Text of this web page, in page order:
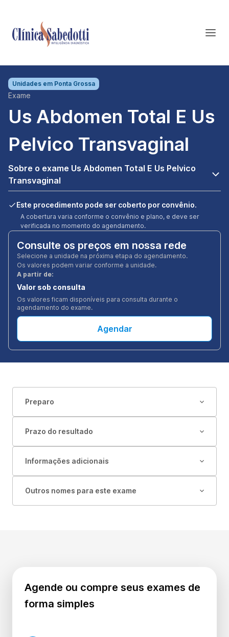
Unidades em Ponta Grossa
Exame
Us Abdomen Total E Us
Pelvico Transvaginal
Sobre o exame Us Abdomen Total E Us Pelvico
Transvaginal
Este procedimento pode ser coberto por convênio.
A cobertura varia conforme o convênio e plano, e deve ser
verificada no momento do agendamento.
Consulte os preços em nossa rede
Selecione a unidade na próxima etapa do agendamento.
Os valores podem variar conforme a unidade.
A partir de:
Valor sob consulta
Os valores ficam disponíveis para consulta durante o
agendamento do exame.
Agendar
Preparo
Prazo do resultado
Informações adicionais
Outros nomes para este exame
Agende ou compre seus exames de
forma simples